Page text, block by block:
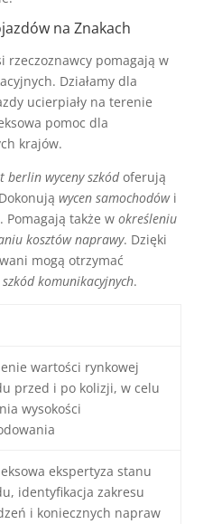
na Znakach
rzeczoznawcy pomagają w
Działamy dla
ucierpiały na terenie
pomoc dla
krajów.
berlin wyceny szkódoferują
wycen samochodówi
. Pomagają także w określeniu
kosztów naprawy. Dzięki
mogą otrzymać
komunikacyjnych.
wartości rynkowej
przed i po kolizji, w celu
wysokości
ekspertyza stanu
identyfikacja zakresu
i koniecznych napraw